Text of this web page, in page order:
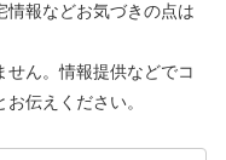
情報などお気づきの点は
せん。情報提供などでコ
伝えください。